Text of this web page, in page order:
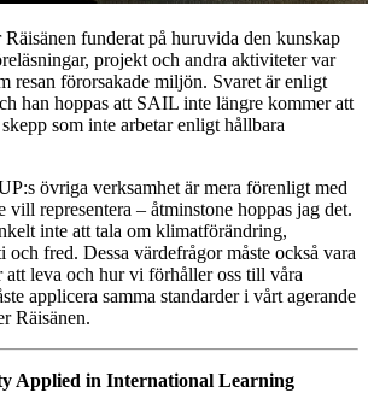
funderat på huruvida den kunskap
projekt och andra aktiviteter var
resan förorsakade miljön. Svaret är enligt
han hoppas att SAIL inte längre kommer att
som inte arbetar enligt hållbara
övriga verksamhet är mera förenligt med
vill representera – åtminstone hoppas jag det.
inte att tala om klimatförändring,
fred. Dessa värdefrågor måste också vara
leva och hur vi förhåller oss till våra
applicera samma standarder i vårt agerande
Räisänen.
Applied in International Learning